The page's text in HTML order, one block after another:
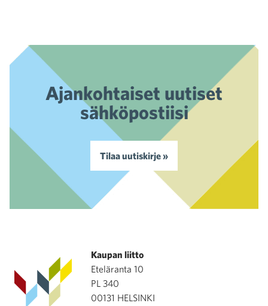
Ajankohtaiset uutiset
sähköpostiisi
Tilaa uutiskirje »
Kaupan liitto
Eteläranta 10
PL 340
00131 HELSINKI